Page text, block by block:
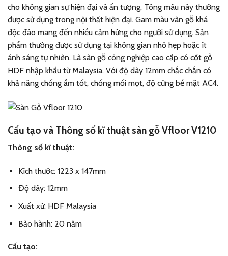
cho không gian sự hiện đại và ấn tượng. Tông màu này thường
được sử dụng trong nội thất hiện đại. Gam màu vân gỗ khá
độc đáo mang đến nhiều cảm hứng cho người sử dụng. Sản
phẩm thường được sử dụng tại không gian nhỏ hẹp hoặc ít
ánh sáng tự nhiên. Là sàn gỗ công nghiệp cao cấp có cốt gỗ
HDF nhập khẩu từ Malaysia. Với độ dày 12mm chắc chắn có
khả năng chống ẩm tốt, chống mối mọt, độ cứng bề mặt AC4.
Cấu tạo và Thông số kĩ thuật sàn gỗ Vfloor V1210
Thông số kĩ thuật:
Kích thước: 1223 x 147mm
Độ dày: 12mm
Xuất xứ: HDF Malaysia
Bảo hành: 20 năm
Cấu tạo: